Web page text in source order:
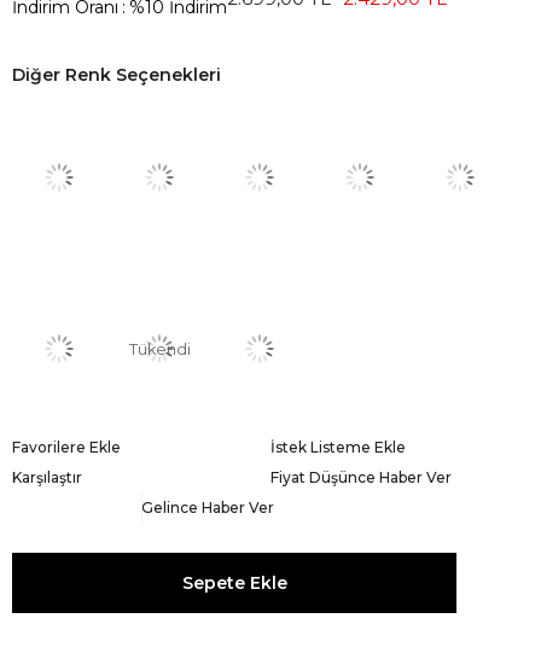
İndirim Oranı : %10 İndirim
Diğer Renk Seçenekleri
Tükendi
Favorilere Ekle
İstek Listeme Ekle
Karşılaştır
Fiyat Düşünce Haber Ver
Gelince Haber Ver